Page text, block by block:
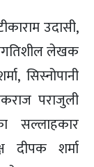
उदासी,
लेखक
सिस्नोपानी
पराजुली
सल्लाहकार
दीपक शर्मा